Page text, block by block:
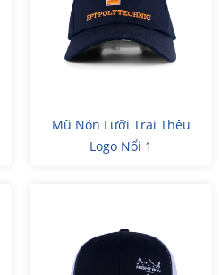
Mũ Nón Lưỡi Trai Thêu
Logo Nổi 1